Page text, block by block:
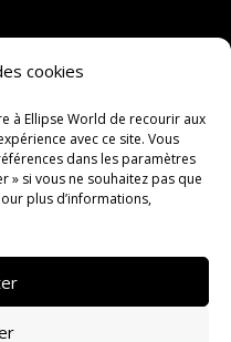
cookies
à Ellipse World de recourir aux
avec ce site. Vous
dans les paramètres
» si vous ne souhaitez pas que
plus d’informations,
Générales de